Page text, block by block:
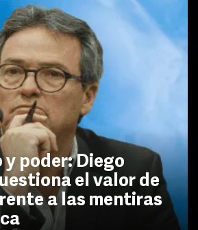
y poder: Diego
el valor de
a las mentiras